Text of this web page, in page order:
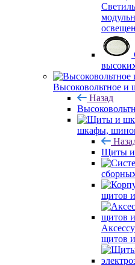
Высоковольтное и
Назад
шкафы,
Щиты и
щитов
щитов